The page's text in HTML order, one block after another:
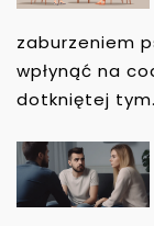
zaburzeniem
wpłynąć na
dotkniętej